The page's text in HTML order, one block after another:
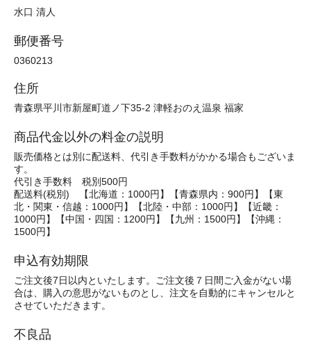
水口 清人
郵便番号
0360213
住所
青森県平川市新屋町道ノ下35-2 津軽おのえ温泉 福家
商品代金以外の料金の説明
販売価格とは別に配送料、代引き手数料がかかる場合もございま
す。
代引き手数料 税別500円
配送料(税別) 【北海道：1000円】【青森県内：900円】【東
北・関東・信越：1000円】【北陸・中部：1000円】【近畿：
1000円】【中国・四国：1200円】【九州：1500円】【沖縄：
1500円】
申込有効期限
ご注文後7日以内といたします。ご注文後７日間ご入金がない場
合は、購入の意思がないものとし、注文を自動的にキャンセルと
させていただきます。
不良品